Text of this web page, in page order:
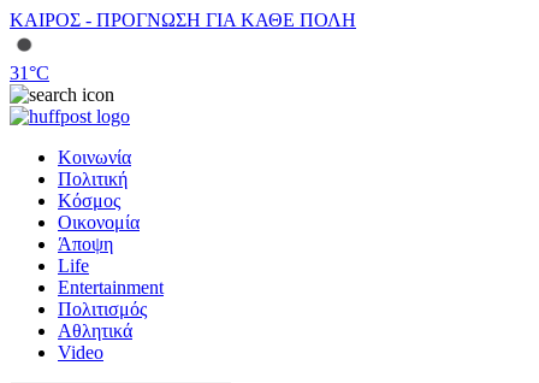
ΚΑΙΡΟΣ - ΠΡΟΓΝΩΣΗ ΓΙΑ ΚΑΘΕ ΠΟΛΗ
31°C
Κοινωνία
Πολιτική
Κόσμος
Οικονομία
Άποψη
Life
Entertainment
Πολιτισμός
Αθλητικά
Video